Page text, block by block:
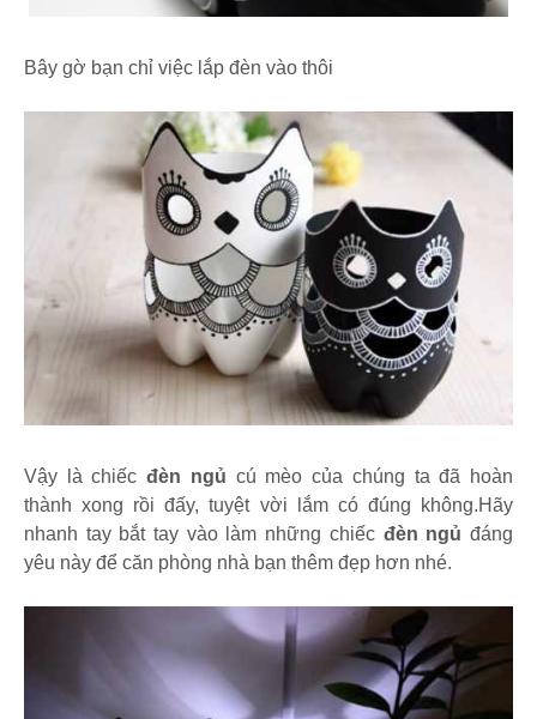
Bây gờ bạn chỉ việc lắp đèn vào thôi
Vậy là chiếcđèn ngủ cú mèo của chúng ta đã hoàn
thành xong rồi đấy, tuyệt vời lắm có đúng không.Hãy
nhanh tay bắt tay vào làm những chiếcđèn ngủđáng
yêu này để căn phòng nhà bạn thêm đẹp hơn nhé.